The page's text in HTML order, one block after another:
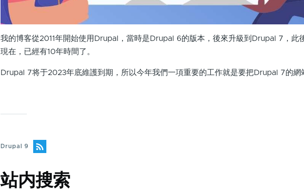
我的博客從2011年開始使用Drupal，當時是Drupal 6的版本，後來升級到Drupal 7，此
現在，已經有10年時間了。
Drupal 7将于2023年底維護到期，所以今年我們一項重要的工作就是要把Drupal 7的網
Drupal 9
站内搜索